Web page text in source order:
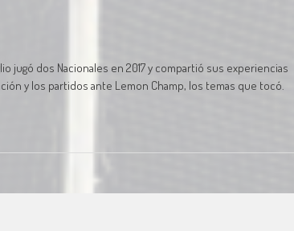
jugó dos Nacionales en 2017 y compartió sus experiencias
y los partidos ante Lemon Champ, los temas que tocó.